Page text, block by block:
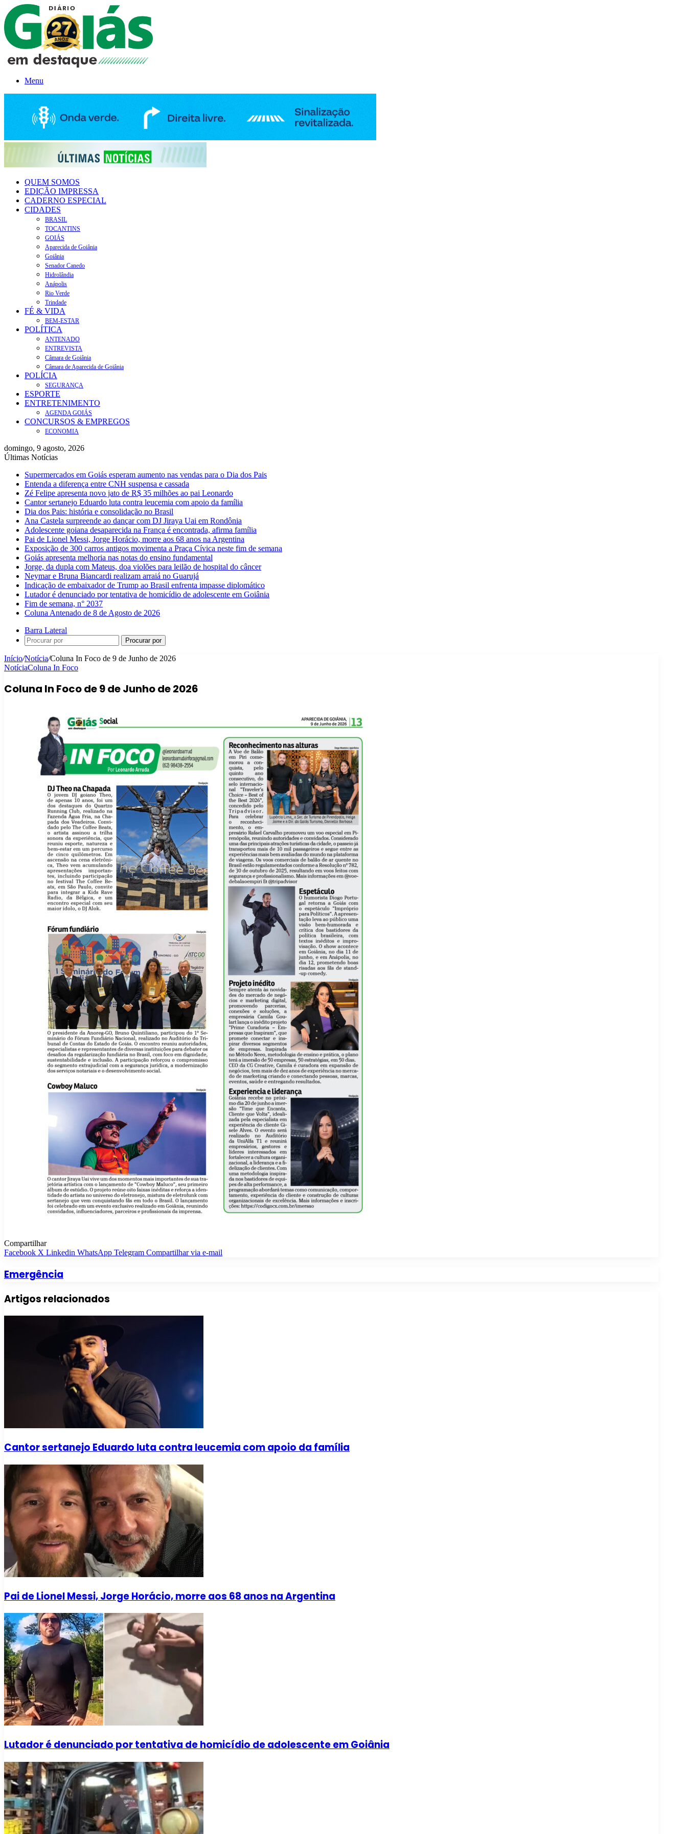
Menu
QUEM SOMOS
EDIÇÃO IMPRESSA
CADERNO ESPECIAL
CIDADES
BRASIL
TOCANTINS
GOIÁS
Aparecida de Goiânia
Goiânia
Senador Canedo
Hidrolândia
Anápolis
Rio Verde
Trindade
FÉ & VIDA
BEM-ESTAR
POLÍTICA
ANTENADO
ENTREVISTA
Câmara de Goiânia
Câmara de Aparecida de Goiânia
POLÍCIA
SEGURANÇA
ESPORTE
ENTRETENIMENTO
AGENDA GOIÁS
CONCURSOS & EMPREGOS
ECONOMIA
domingo, 9 agosto, 2026
Últimas Notícias
Supermercados em Goiás esperam aumento nas vendas para o Dia dos Pais
Entenda a diferença entre CNH suspensa e cassada
Zé Felipe apresenta novo jato de R$ 35 milhões ao pai Leonardo
Cantor sertanejo Eduardo luta contra leucemia com apoio da família
Dia dos Pais: história e consolidação no Brasil
Ana Castela surpreende ao dançar com DJ Jiraya Uai em Rondônia
Adolescente goiana desaparecida na França é encontrada, afirma família
Pai de Lionel Messi, Jorge Horácio, morre aos 68 anos na Argentina
Exposição de 300 carros antigos movimenta a Praça Cívica neste fim de semana
Goiás apresenta melhoria nas notas do ensino fundamental
Jorge, da dupla com Mateus, doa violões para leilão de hospital do câncer
Neymar e Bruna Biancardi realizam arraiá no Guarujá
Indicação de embaixador de Trump ao Brasil enfrenta impasse diplomático
Lutador é denunciado por tentativa de homicídio de adolescente em Goiânia
Fim de semana, n° 2037
Coluna Antenado de 8 de Agosto de 2026
Barra Lateral
Procurar por
Início/Notícia/Coluna In Foco de 9 de Junho de 2026
NotíciaColuna In Foco
Coluna In Foco de 9 de Junho de 2026
Compartilhar
Facebook X Linkedin WhatsApp Telegram Compartilhar via e-mail
Emergência
Artigos relacionados
Cantor sertanejo Eduardo luta contra leucemia com apoio da família
Pai de Lionel Messi, Jorge Horácio, morre aos 68 anos na Argentina
Lutador é denunciado por tentativa de homicídio de adolescente em Goiânia